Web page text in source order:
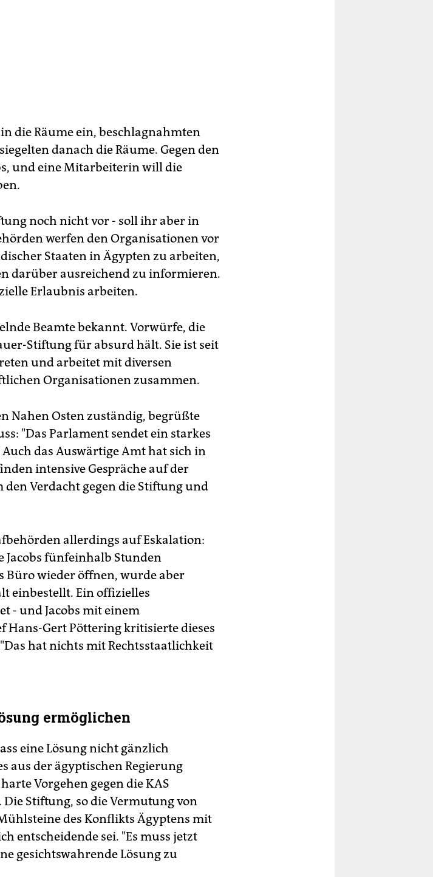
Organisationen geht.
Fokus der Ermittler geriet.
die Räume ein, beschlagnahmten
danach die Räume. Gegen den
und eine Mitarbeiterin will die
noch nicht vor - soll ihr aber in
werfen den Organisationen vor
Staaten in Ägypten zu arbeiten,
darüber ausreichend zu informieren.
Erlaubnis arbeiten.
Beamte bekannt. Vorwürfe, die
Stiftung für absurd hält. Sie ist seit
und arbeitet mit diversen
Organisationen zusammen.
Nahen Osten zuständig, begrüßte
"Das Parlament sendet ein starkes
das Auswärtige Amt hat sich in
intensive Gespräche auf der
Verdacht gegen die Stiftung und
allerdings auf Eskalation:
fünfeinhalb Stunden
Büro wieder öffnen, wurde aber
einbestellt. Ein offizielles
- und Jacobs mit einem
Hans-Gert Pöttering kritisierte dieses
hat nichts mit Rechtsstaatlichkeit
ermöglichen
eine Lösung nicht gänzlich
aus der ägyptischen Regierung
Vorgehen gegen die KAS
Stiftung, so die Vermutung von
des Konflikts Ägyptens mit
entscheidende sei. "Es muss jetzt
gesichtswahrende Lösung zu